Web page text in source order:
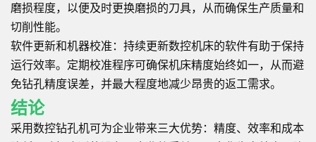
磨损程度，以便及时更换磨损的刀具，从而确保生产质量和
切削性能。
软件更新和机器校准：持续更新数控机床的软件有助于保持
运行效率。定期校准程序可确保机床精度始终如一，从而避
免钻孔精度误差，并最大程度地减少昂贵的返工需求。
结论
采用数控钻孔机可为企业带来三大优势：精度、效率和成本